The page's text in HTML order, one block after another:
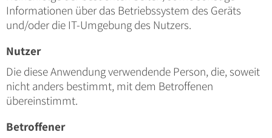
Informationen über das Betriebssystem des Geräts
und/oder die IT-Umgebung des Nutzers.
Nutzer
Die diese Anwendung verwendende Person, die, soweit
nicht anders bestimmt, mit dem Betroffenen
übereinstimmt.
Betroffener